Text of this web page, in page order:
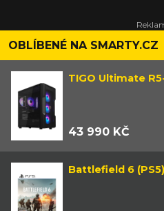
OBLÍBENÉ NA SMARTY.CZ
TIGO Ultimate
43 990 KČ
Battlefield 6 (PS5)